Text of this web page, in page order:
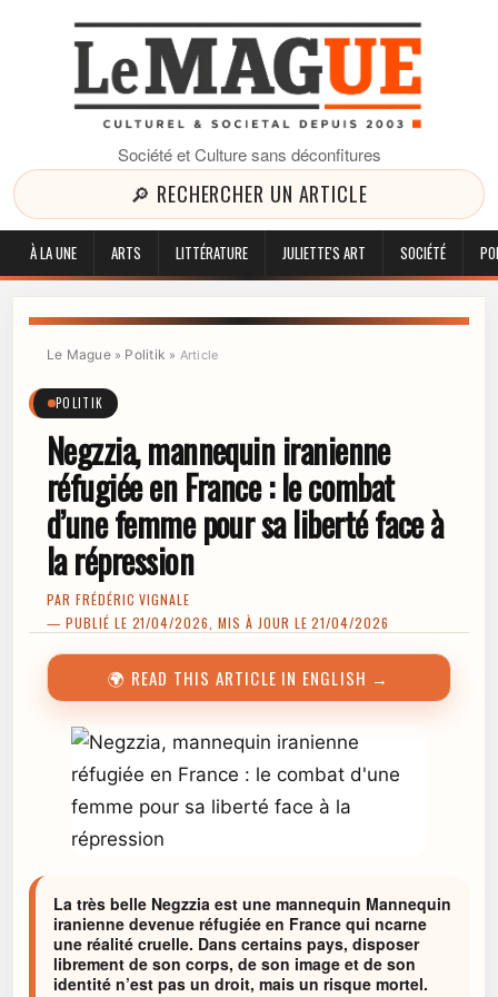
Société et Culture sans déconfitures
🔎 RECHERCHER UN ARTICLE
À LA UNE ARTS LITTÉRATURE JULIETTE'S ART SOCIÉTÉ
Le Mague» Politik » Article
POLITIK
Negzzia, mannequin iranienne
réfugiée en France : le combat
d’une femme pour sa liberté face à
la répression
PAR FRÉDÉRIC VIGNALE
— PUBLIÉ LE 21/04/2026, MIS À JOUR LE 21/04/2026
🌍 READ THIS ARTICLE IN ENGLISH →
La très belle Negzzia est une mannequin Mannequin
iranienne devenue réfugiée en France qui ncarne
une réalité cruelle. Dans certains pays, disposer
librement de son corps, de son image et de son
identité n’est pas un droit, mais un risque mortel.